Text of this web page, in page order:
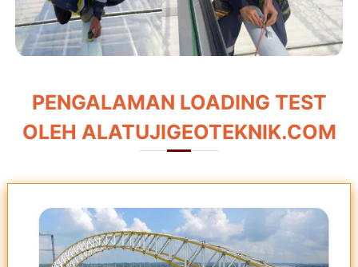
PENGALAMAN LOADING TEST
OLEH ALATUJIGEOTEKNIK.COM